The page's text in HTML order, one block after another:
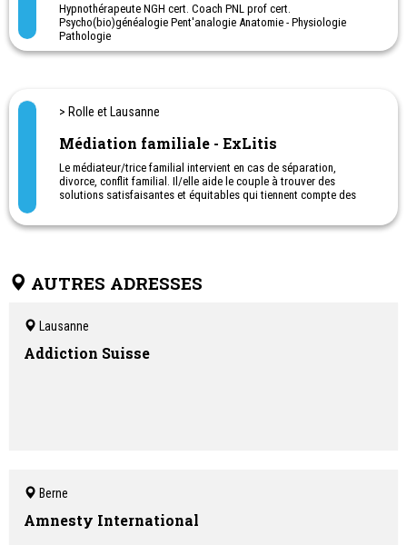
Hypnothérapeute NGH cert. Coach PNL prof cert.
Psycho(bio)généalogie Pent'analogie Anatomie - Physiologie
Pathologie
Ouverture, confiance en soi- cauchemars, hyperactivité,
mentale
> Rolle et Lausanne
Médiation familiale - ExLitis
Le médiateur/trice familial intervient en cas de séparation,
divorce, conflit familial. Il/elle aide le couple à trouver des
solutions satisfaisantes et équitables qui tiennent compte des
AUTRES ADRESSES
Lausanne
Addiction Suisse
Berne
Amnesty International